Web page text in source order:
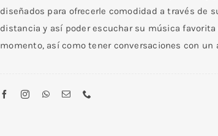
cantidad
diseñados para ofrecerle comodidad a través de
distancia y así poder escuchar su música
momento, así como tener conversaciones con un